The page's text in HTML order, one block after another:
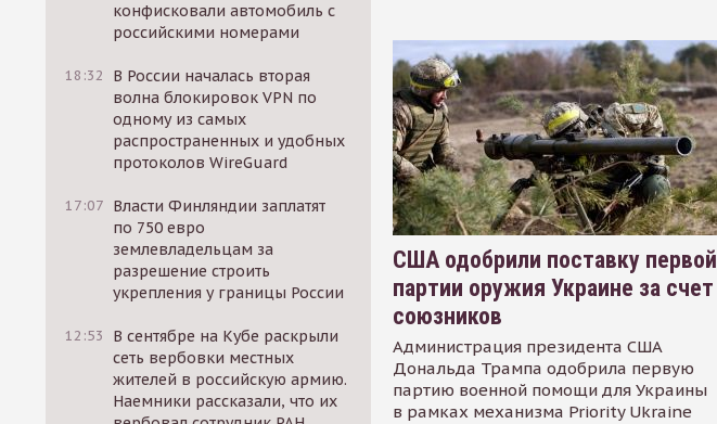
конфисковали автомобиль с
российскими номерами
18:32
В России началась вторая
волна блокировок VPN по
одному из самых
распространенных и удобных
протоколов WireGuard
17:07 Власти Финляндии заплатят
по 750 евро
землевладельцам за
разрешение строить
укрепления у границы России
12:53
В сентябре на Кубе раскрыли
сеть вербовки местных
жителей в российскую армию.
Наемники рассказали, что их
США одобрили поставку первой
партии оружия Украине за счет
союзников
Администрация президента США
Дональда Трампа одобрила первую
партию военной помощи для Украины
в рамках механизма Priority Ukraine